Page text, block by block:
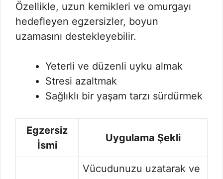
Özellikle, uzun kemikleri ve omurgayı
hedefleyen egzersizler, boyun
uzamasını destekleyebilir.
Yeterli ve düzenli uyku almak
Stresi azaltmak
Sağlıklı bir yaşam tarzı sürdürmek
Egzersiz
İsmi
Uygulama Şekli
Vücudunuzu uzatarak ve